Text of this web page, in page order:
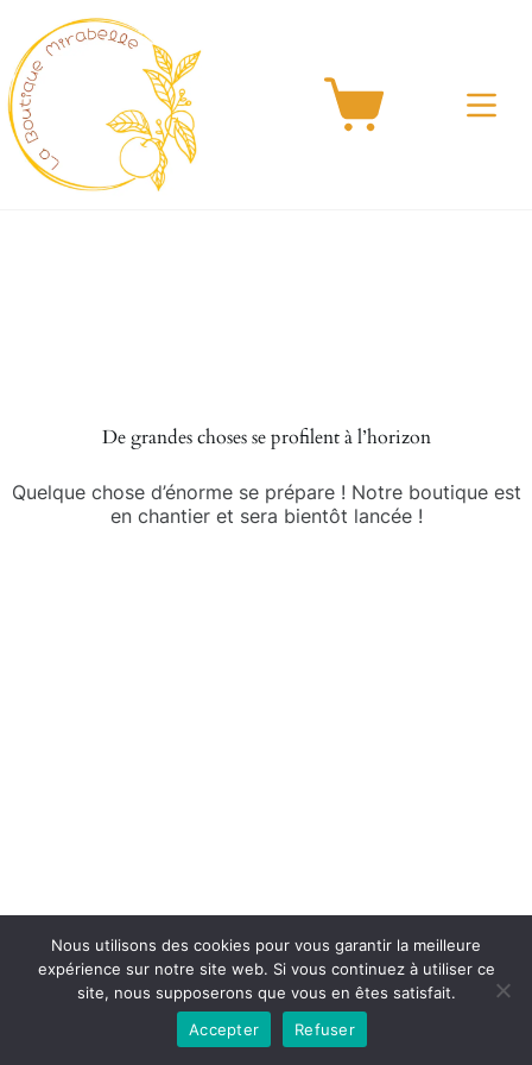
contenu
Panier
d’achat
De grandes choses se profilent à l’horizon
Quelque chose d’énorme se prépare ! Notre boutique est
en chantier et sera bientôt lancée !
Copyright © 2026la boutique mirabelle}.
Nous utilisons des cookies pour vous garantir la meilleure
expérience sur notre site web. Si vous continuez à utiliser ce
site, nous supposerons que vous en êtes satisfait.
Accepter
Refuser